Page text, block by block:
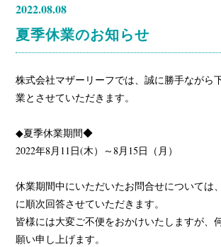
2022.08.08
夏季休業のお知らせ
株式会社マザーリーフでは、誠に勝手ながら
業とさせていただきます。
◆夏季休業期間◆
2022年8月11日(木）～8月15日（月）
休業期間中にいただいたお問合せについては
に順次回答させていただきます。
皆様には大変ご不便をおかけいたしますが、
願い申し上げます。